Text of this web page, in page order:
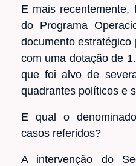
E mais recentemente,
do Programa
documento
com uma dotação de
que foi alvo de
quadrantes políticos e
E qual o
casos referidos?
A intervenção do